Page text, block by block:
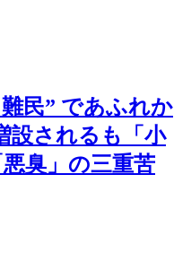
民” であふれか
設されるも「小
臭」の三重苦